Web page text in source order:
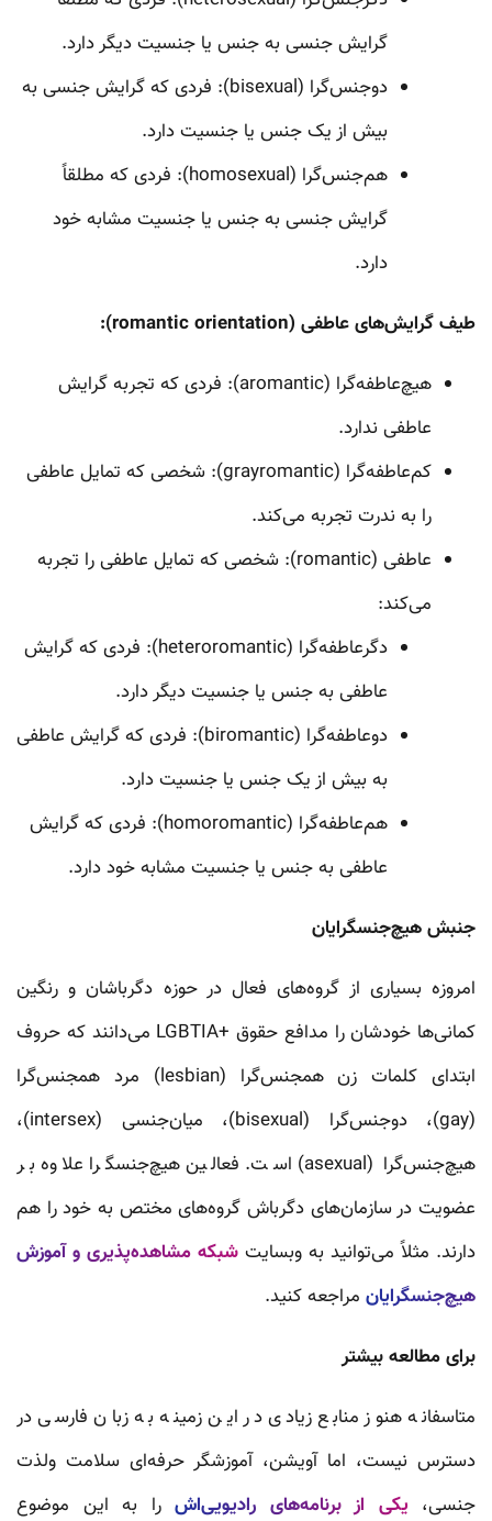
گرایش جنسی به جنس یا جنسیت دیگر دارد.
دوجنس‌گرا (bisexual): فردی که گرایش جنسی به
‌بیش از یک جنس یا جنسیت دارد.
هم‌جنس‌گرا (homosexual): فردی که مطلقاً
گرایش جنسی به ‌جنس یا جنسیت مشابه خود
دارد.
طیف گرایش‌های عاطفی (romantic orientation):
هیچ‌عاطفه‌گرا (aromantic): فردی که تجربه گرایش
عاطفی ندارد.
کم‌عاطفه‌گرا (grayromantic): شخصی که تمایل عاطفی
را به ندرت تجربه می‌کند.
عاطفی (romantic): شخصی که تمایل عاطفی را تجربه
می‌کند:
دگرعاطفه‌گرا (heteroromantic): فردی که گرایش
عاطفی به جنس یا جنسیت دیگر دارد.
دوعاطفه‌گرا (biromantic): فردی که گرایش عاطفی
به ‌بیش از یک جنس یا جنسیت دارد.
هم‌عاطفه‌گرا (homoromantic): فردی که گرایش
عاطفی به ‌جنس یا جنسیت مشابه خود دارد.
جنبش هیچ‌جنسگرایان
امروزه بسیاری از گروه‌های فعال در حوزه دگرباشان و رنگین
کمانی‌ها خودشان را مدافع حقوق +LGBTIA می‌دانند که حروف
ابتدای کلمات زن همجنس‌گرا (lesbian) مرد همجنس‌گرا
(gay)، دوجنس‌گرا (bisexual)، میان‌جنسی (intersex)،
هیچ‌جنس‌گرا (asexual) است. فعالین هیچ‌جنسگرا علاوه بر
عضویت در سازمان‌های دگرباش گروه‌های مختص به خود را هم
دارند. مثلاً‌ می‌توانید به وبسایت شبکه مشاهده‌پذیری و آموزش
هیچ‌جنسگرایان مراجعه کنید.
برای مطالعه بیشتر
متاسفانه هنوز منابع زیادی در این زمینه به زبان فارسی در
دسترس نیست، اما آویشن، آموزشگر حرفه‌ای سلامت ولذت
جنسی، یکی از برنامه‌های رادیویی‌اش را به این موضوع